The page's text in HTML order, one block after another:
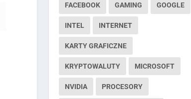
FACEBOOK GAMING GOOGLE
INTEL INTERNET
KARTY GRAFICZNE
KRYPTOWALUTY MICROSOFT
NVIDIA PROCESORY